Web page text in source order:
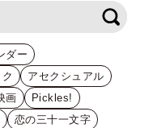
ダー
アセクシュアル
画
Pickles!
恋の三十一文字